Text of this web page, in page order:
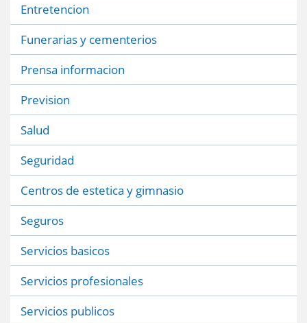
Entretencion
Funerarias y cementerios
Prensa informacion
Prevision
Salud
Seguridad
Centros de estetica y gimnasio
Seguros
Servicios basicos
Servicios profesionales
Servicios publicos